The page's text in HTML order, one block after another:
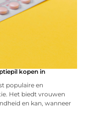
kopen in
populaire en
Het biedt vrouwen
en kan, wanneer